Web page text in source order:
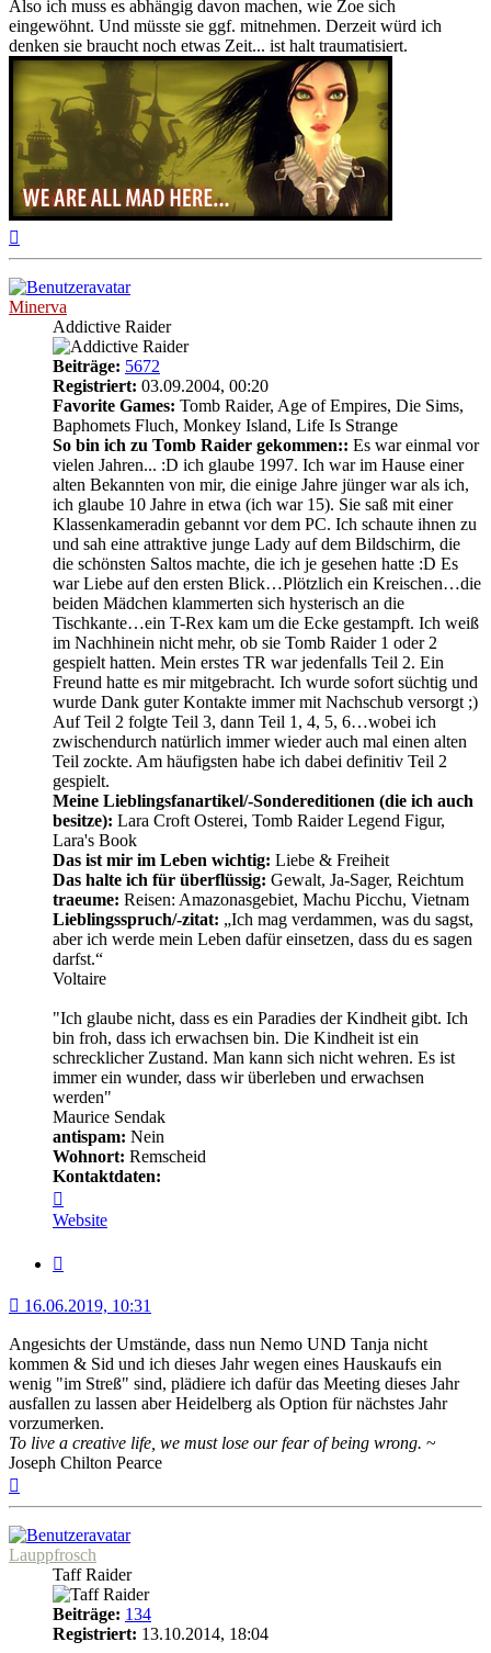
Also ich muss es abhängig davon machen, wie Zoe sich
eingewöhnt. Und müsste sie ggf. mitnehmen. Derzeit würd ich
denken sie braucht noch etwas Zeit... ist halt traumatisiert.
Minerva
Addictive Raider
Beiträge: 5672
Registriert: 03.09.2004, 00:20
Favorite Games: Tomb Raider, Age of Empires, Die Sims,
Baphomets Fluch, Monkey Island, Life Is Strange
So bin ich zu Tomb Raider gekommen:: Es war einmal vor
vielen Jahren... :D ich glaube 1997. Ich war im Hause einer
alten Bekannten von mir, die einige Jahre jünger war als ich,
ich glaube 10 Jahre in etwa (ich war 15). Sie saß mit einer
Klassenkameradin gebannt vor dem PC. Ich schaute ihnen zu
und sah eine attraktive junge Lady auf dem Bildschirm, die
die schönsten Saltos machte, die ich je gesehen hatte :D Es
war Liebe auf den ersten Blick…Plötzlich ein Kreischen…die
beiden Mädchen klammerten sich hysterisch an die
Tischkante…ein T-Rex kam um die Ecke gestampft. Ich weiß
im Nachhinein nicht mehr, ob sie Tomb Raider 1 oder 2
gespielt hatten. Mein erstes TR war jedenfalls Teil 2. Ein
Freund hatte es mir mitgebracht. Ich wurde sofort süchtig und
wurde Dank guter Kontakte immer mit Nachschub versorgt ;)
Auf Teil 2 folgte Teil 3, dann Teil 1, 4, 5, 6…wobei ich
zwischendurch natürlich immer wieder auch mal einen alten
Teil zockte. Am häufigsten habe ich dabei definitiv Teil 2
gespielt.
Meine Lieblingsfanartikel/-Sondereditionen (die ich auch
besitze): Lara Croft Osterei, Tomb Raider Legend Figur,
Lara's Book
Das ist mir im Leben wichtig: Liebe & Freiheit
Das halte ich für überflüssig: Gewalt, Ja-Sager, Reichtum
traeume: Reisen: Amazonasgebiet, Machu Picchu, Vietnam
Lieblingsspruch/-zitat: „Ich mag verdammen, was du sagst,
aber ich werde mein Leben dafür einsetzen, dass du es sagen
darfst.“
Voltaire
"Ich glaube nicht, dass es ein Paradies der Kindheit gibt. Ich
bin froh, dass ich erwachsen bin. Die Kindheit ist ein
schrecklicher Zustand. Man kann sich nicht wehren. Es ist
immer ein wunder, dass wir überleben und erwachsen
werden"
Maurice Sendak
antispam: Nein
Wohnort: Remscheid
Kontaktdaten:
von
Minerva
Website
16.06.2019, 10:31
Angesichts der Umstände, dass nun Nemo UND Tanja nicht
kommen & Sid und ich dieses Jahr wegen eines Hauskaufs ein
wenig "im Streß" sind, plädiere ich dafür das Meeting dieses Jahr
ausfallen zu lassen aber Heidelberg als Option für nächstes Jahr
vorzumerken.
To live a creative life, we must lose our fear of being wrong. ~
Joseph Chilton Pearce
Lauppfrosch
Taff Raider
Beiträge: 134
Registriert: 13.10.2014, 18:04